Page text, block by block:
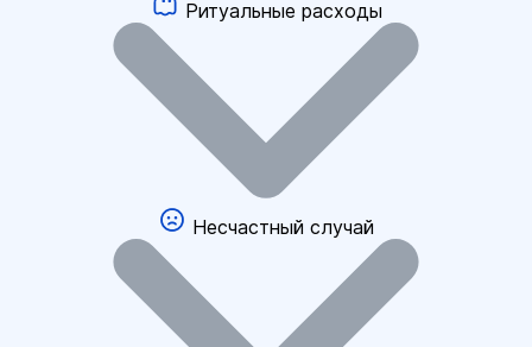
Ритуальные расходы
Несчастный случай